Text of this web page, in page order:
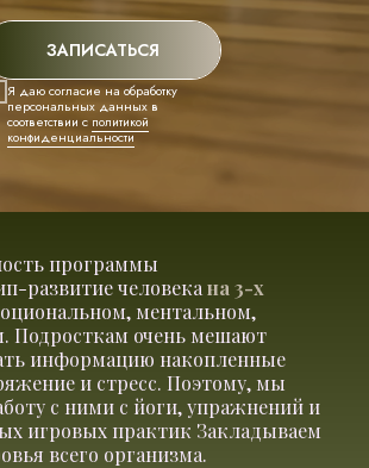
Я даю согласие на обработку
персональных данных в
соответствии с политикой
конфиденциальности
ЗАПИСАТЬСЯ
программы
развитие человека на 3-х
ментальном,
Подросткам очень мешают
информацию накопленные
и стресс. Поэтому, мы
с ними с йоги, упражнений и
игровых практик Закладываем
всего организма.